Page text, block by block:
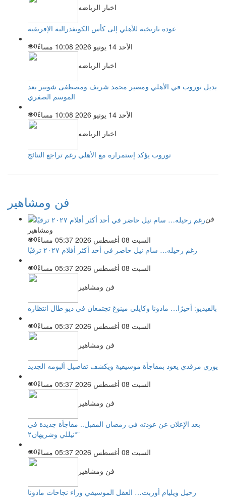
اخبار الرياضه
عودة تاريخية للأهلي إلى كأس الكونفدرالية الإفريقية
الأحد 14 يونيو 2026 10:08 مساءً
0
اخبار الرياضه
بديل توروب في الأهلي ومصير محمد شريف ومصطفى شوبير بعد
الموسم الصفري
الأحد 14 يونيو 2026 10:08 مساءً
0
اخبار الرياضه
توروب يؤكد إستمراره مع الأهلي رغم تراجع النتائج
فن ومشاهير
فن
ومشاهير
السبت 08 أغسطس 2026 05:37 مساءً
0
رغم رحيله… سام نيل حاضر في أحد أكثر أفلام ٢٠٢٧ ترقبًا
السبت 08 أغسطس 2026 05:37 مساءً
0
فن ومشاهير
بالفيديو: أخيرًا… مادونا وكايلي مينوغ تجتمعان في ديو طال انتظاره
السبت 08 أغسطس 2026 05:37 مساءً
0
فن ومشاهير
يوري مرقدي يعود بمفاجأة موسيقية ويكشف تفاصيل ألبومه الجديد
السبت 08 أغسطس 2026 05:37 مساءً
0
فن ومشاهير
بعد الإعلان عن عودته في رمضان المقبل.. مفاجأة جديدة في
“نيللي وشريهان٢”
السبت 08 أغسطس 2026 05:37 مساءً
0
فن ومشاهير
رحيل ويليام أوربت… العقل الموسيقي وراء نجاحات مادونا